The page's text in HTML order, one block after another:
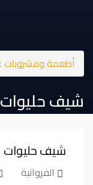
أطعمة ومشروبات
شيف حليوات
شيف حليوات
الفروانية